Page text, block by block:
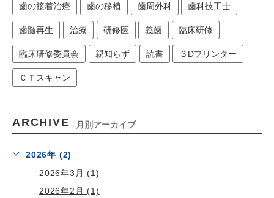
歯の接着治療 歯の移植 歯周外科 歯科技工士
歯髄再生 治療 研修医 義歯 臨床研修
臨床研修委員会 親知らず 読書 ３Dプリンター
ＣＴスキャン
ARCHIVE 月別アーカイブ
2026年 (2)
2026年3月 (1)
2026年2月 (1)